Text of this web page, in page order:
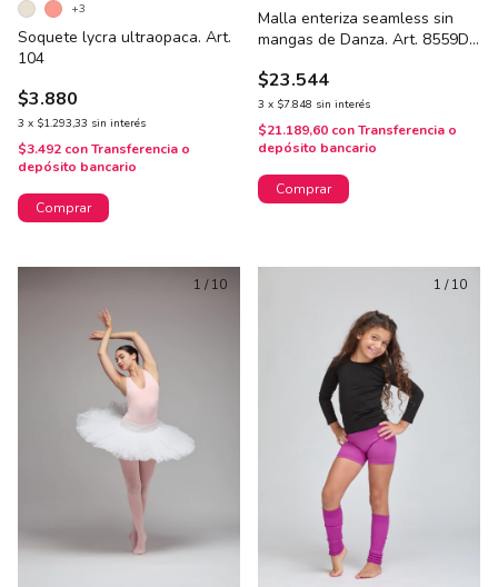
Soquete lycra ultraopaca. Art.
104
$3.880
3 x $1.293,33 sin interés
$3.492 conTransferencia o
depósito bancario
+3
Comprar
Malla enteriza seamless sin
mangas de Danza. Art. 8559D -
$23.544
3 x $7.848 sin interés
$21.189,60 conTransferencia o
depósito bancario
Comprar
1 /10 1 /10